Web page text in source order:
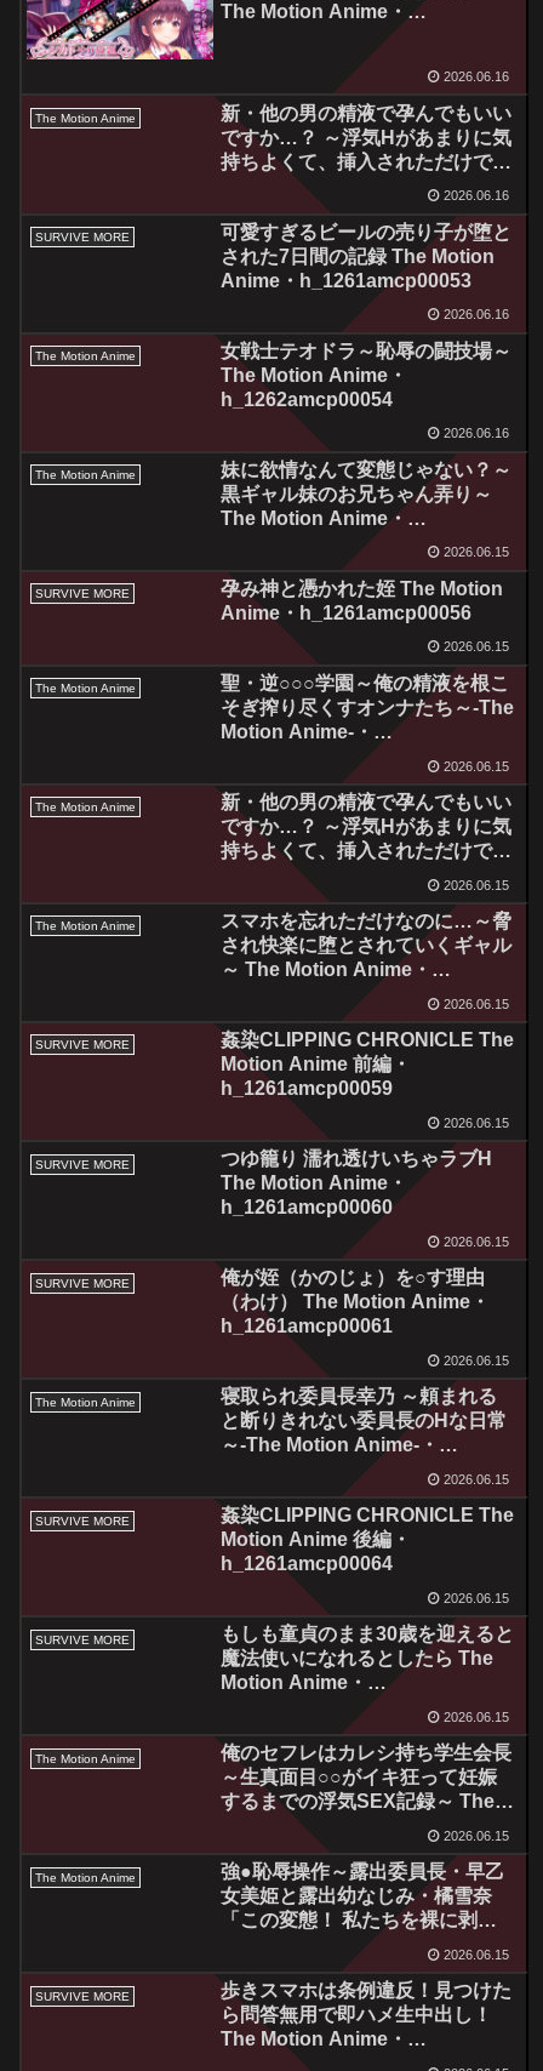
The Motion Anime・
h_1261amcp00051
2026.06.16
The Motion Anime
新・他の男の精液で孕んでもいい
ですか…？ ～浮気Hがあまりに気
持ちよくて、挿入されただけです
ぐにイっちゃうカタブツ女子○生
～ The Motion Anime【前編】・
h_1322sgcp00001
2026.06.16
SURVIVE MORE
可愛すぎるビールの売り子が堕と
された7日間の記録 The Motion
Anime・h_1261amcp00053
2026.06.16
The Motion Anime
女戦士テオドラ～恥辱の闘技場～
The Motion Anime・
h_1262amcp00054
2026.06.16
The Motion Anime
妹に欲情なんて変態じゃない？～
黒ギャル妹のお兄ちゃん弄り～
The Motion Anime・
h_1262amcp00055
2026.06.15
SURVIVE MORE
孕み神と憑かれた姪 The Motion
Anime・h_1261amcp00056
2026.06.15
The Motion Anime
聖・逆○○○学園～俺の精液を根こ
そぎ搾り尽くすオンナたち～-The
Motion Anime-・
h_1322tocp00004
2026.06.15
The Motion Anime
新・他の男の精液で孕んでもいい
ですか…？ ～浮気Hがあまりに気
持ちよくて、挿入されただけです
ぐにイっちゃうカタブツ女子○生
～ The Motion Anime【後編】・
h_1322sgcp00002
2026.06.15
The Motion Anime
スマホを忘れただけなのに…～脅
され快楽に堕とされていくギャル
～ The Motion Anime・
h_1262amcp00058
2026.06.15
SURVIVE MORE
姦染CLIPPING CHRONICLE The
Motion Anime 前編・
h_1261amcp00059
2026.06.15
SURVIVE MORE
つゆ籠り 濡れ透けいちゃラブH
The Motion Anime・
h_1261amcp00060
2026.06.15
SURVIVE MORE
俺が姪（かのじょ）を○す理由
（わけ） The Motion Anime・
h_1261amcp00061
2026.06.15
The Motion Anime
寝取られ委員長幸乃 ～頼まれる
と断りきれない委員長のHな日常
～-The Motion Anime-・
h_1322tocp00005
2026.06.15
SURVIVE MORE
姦染CLIPPING CHRONICLE The
Motion Anime 後編・
h_1261amcp00064
2026.06.15
SURVIVE MORE
もしも童貞のまま30歳を迎えると
魔法使いになれるとしたら The
Motion Anime・
h_1261amcp00063
2026.06.15
The Motion Anime
俺のセフレはカレシ持ち学生会長
～生真面目○○がイキ狂って妊娠
するまでの浮気SEX記録～ The
Motion Anime・
h_1322sgcp00005
2026.06.15
The Motion Anime
強●恥辱操作～露出委員長・早乙
女美姫と露出幼なじみ・橘雪奈
「この変態！ 私たちを裸に剥い
て童貞男達の前に晒すなん
て……！処女なのに！！」～ The
Motion Anime 【前編】・
h_1322sgcp00003
2026.06.15
SURVIVE MORE
歩きスマホは条例違反！見つけた
ら問答無用で即ハメ生中出し！
The Motion Anime・
h_1261amcp00065